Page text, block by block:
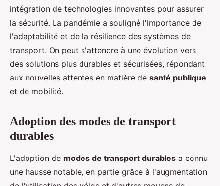
intégration de technologies innovantes pour assurer
la sécurité. La pandémie a souligné l'importance de
l'adaptabilité et de la résilience des systèmes de
transport. On peut s'attendre à une évolution vers
des solutions plus durables et sécurisées, répondant
aux nouvelles attentes en matière de santé publique
et de mobilité.
Adoption des modes de transport
durables
L'adoption de modes de transport durables a connu
une hausse notable, en partie grâce à l'augmentation